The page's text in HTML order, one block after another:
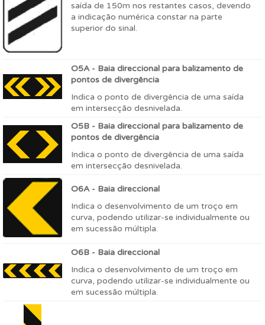
saída de 150m nos restantes casos, devendo
a indicação numérica constar na parte
superior do sinal.
O5A - Baia direccional para balizamento de
pontos de divergência
Indica o ponto de divergência de uma saída
em intersecção desnivelada.
O5B - Baia direccional para balizamento de
pontos de divergência
Indica o ponto de divergência de uma saída
em intersecção desnivelada.
O6A - Baia direccional
Indica o desenvolvimento de um troço em
curva, podendo utilizar-se individualmente ou
em sucessão múltipla.
O6B - Baia direccional
Indica o desenvolvimento de um troço em
curva, podendo utilizar-se individualmente ou
em sucessão múltipla.